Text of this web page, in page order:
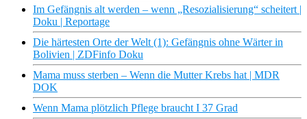
Im Gefängnis alt werden – wenn „Resozialisierung“ scheitert |
Doku | Reportage
Die härtesten Orte der Welt (1): Gefängnis ohne Wärter in
Bolivien | ZDFinfo Doku
Mama muss sterben – Wenn die Mutter Krebs hat | MDR
DOK
Wenn Mama plötzlich Pflege braucht I 37 Grad